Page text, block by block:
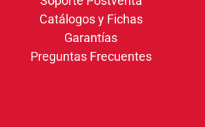
Catálogos y Fichas
Garantías
Preguntas Frecuentes